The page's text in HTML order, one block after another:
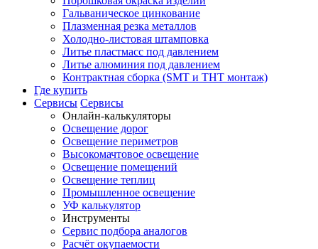
Гальваническое цинкование
Плазменная резка металлов
Холодно-листовая штамповка
Литье пластмасс под давлением
Литье алюминия под давлением
Контрактная сборка (SMT и THT монтаж)
Где купить
Сервисы Сервисы
Онлайн-калькуляторы
Освещение дорог
Освещение периметров
Высокомачтовое освещение
Освещение помещений
Освещение теплиц
Промышленное освещение
УФ калькулятор
Инструменты
Сервис подбора аналогов
Расчёт окупаемости